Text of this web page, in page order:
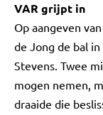
VAR grijpt in
Op aangeven
de Jong de bal
Stevens. Twee
mogen nemen,
draaide die